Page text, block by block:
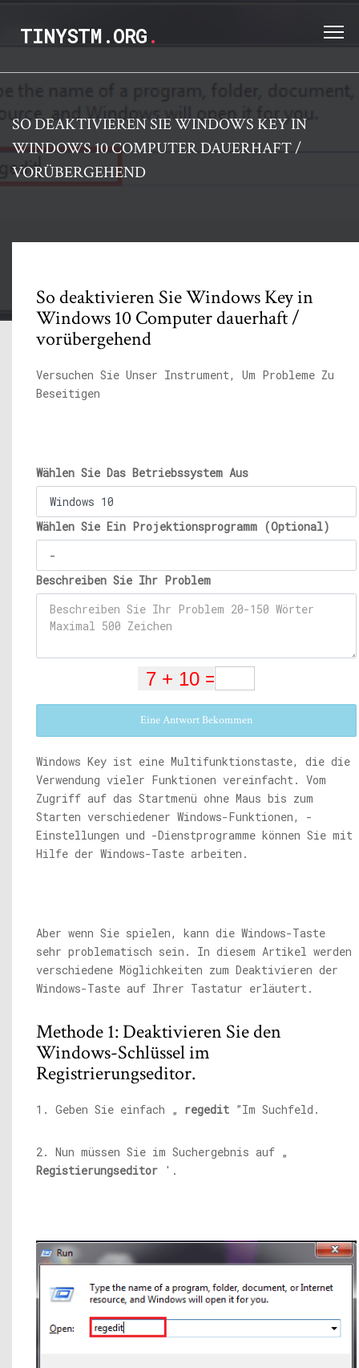
TINYSTM.ORG.
SO DEAKTIVIEREN SIE WINDOWS KEY IN
WINDOWS 10 COMPUTER DAUERHAFT /
VORÜBERGEHEND
So deaktivieren Sie Windows Key in
Windows 10 Computer dauerhaft /
vorübergehend
Versuchen Sie Unser Instrument, Um Probleme Zu
Beseitigen
Wählen Sie Das Betriebssystem Aus
Wählen Sie Ein Projektionsprogramm (Optional)
Beschreiben Sie Ihr Problem
Eine Antwort Bekommen
Windows Key ist eine Multifunktionstaste, die die
Verwendung vieler Funktionen vereinfacht. Vom
Zugriff auf das Startmenü ohne Maus bis zum
Starten verschiedener Windows-Funktionen, -
Einstellungen und -Dienstprogramme können Sie mit
Hilfe der Windows-Taste arbeiten.
Aber wenn Sie spielen, kann die Windows-Taste
sehr problematisch sein. In diesem Artikel werden
verschiedene Möglichkeiten zum Deaktivieren der
Windows-Taste auf Ihrer Tastatur erläutert.
Methode 1: Deaktivieren Sie den
Windows-Schlüssel im
Registrierungseditor.
1. Geben Sie einfach „ regedit ”Im Suchfeld.
2. Nun müssen Sie im Suchergebnis auf „
Registierungseditor '.